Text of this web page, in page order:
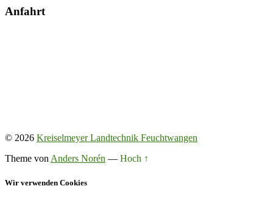
Anfahrt
© 2026 Kreiselmeyer Landtechnik Feuchtwangen
Theme von Anders Norén — Hoch ↑
Wir verwenden Cookies